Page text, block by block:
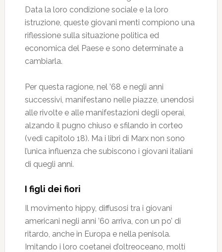
Data la loro condizione sociale e la loro
istruzione, queste giovani menti compiono una
riflessione sulla situazione politica ed
economica del Paese e sono determinate a
cambiarla.
Per questa ragione, nel ’68 e negli anni
successivi, manifestano nelle piazze, unendosi
alle rivolte e alle manifestazioni degli operai,
alzando il pugno chiuso e sfilando in corteo
(vedi capitolo 18). Ma i libri di Marx non sono
l’unica influenza che subiscono i giovani italiani
di quegli anni.
I figli dei fiori
Il movimento hippy, diffusosi tra i giovani
americani negli anni ’60 arriva, con un po’ di
ritardo, anche in Europa e nella penisola.
Imitando i loro coetanei d’oltreoceano, molti